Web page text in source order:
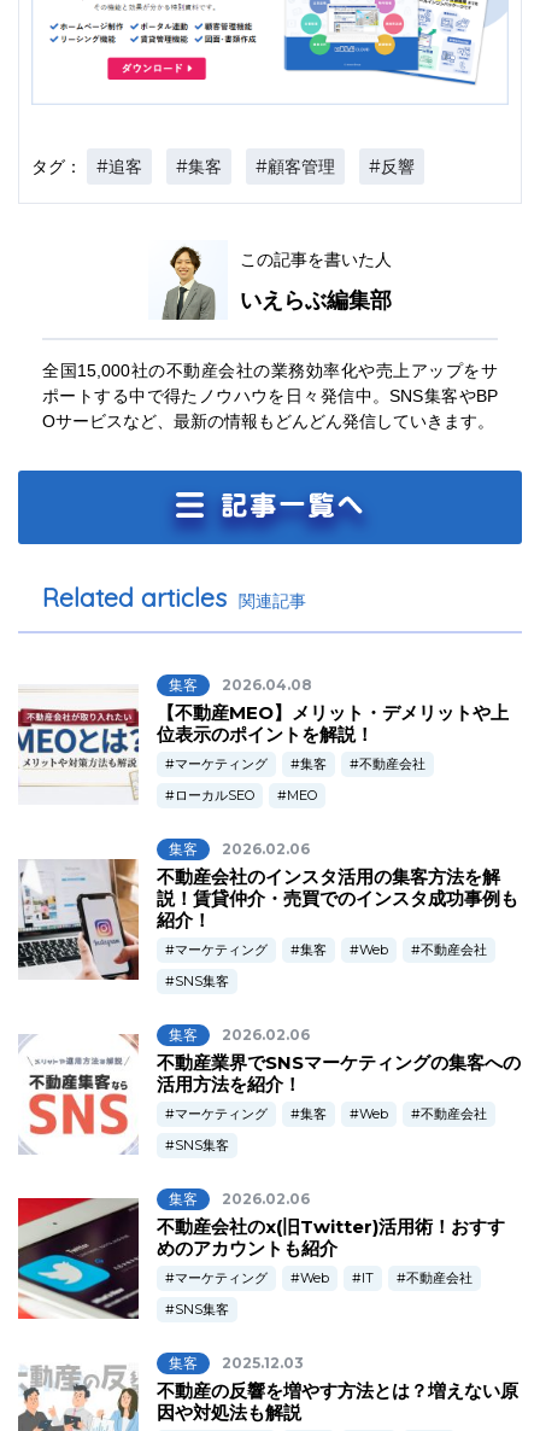
タグ： #追客 #集客 #顧客管理 #反響
この記事を書いた人
いえらぶ編集部
全国15,000社の不動産会社の業務効率化や売上アップをサ
ポートする中で得たノウハウを日々発信中。SNS集客やBP
Oサービスなど、最新の情報もどんどん発信していきます。
Related articles 関連記事
集客 2026.04.08
【不動産MEO】メリット・デメリットや上
位表示のポイントを解説！
マーケティング 集客
不動産会社
ローカルSEO
MEO
集客 2026.02.06
不動産会社のインスタ活用の集客方法を解
説！賃貸仲介・売買でのインスタ成功事例も
紹介！
マーケティング 集客 Web
不動産会社
SNS集客
集客 2026.02.06
不動産業界でSNSマーケティングの集客への
活用方法を紹介！
マーケティング 集客 Web
不動産会社
SNS集客
集客 2026.02.06
不動産会社のx(旧Twitter)活用術！おすす
めのアカウントも紹介
マーケティング Web IT
不動産会社
SNS集客
集客 2025.12.03
不動産の反響を増やす方法とは？増えない原
因や対処法も解説